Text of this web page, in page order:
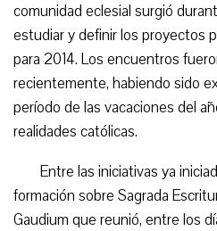
comunidad eclesial surgió
estudiar y definir los proyectos
para 2014. Los encuentros
recientemente, habiendo sido
período de las vacaciones del
realidades católicas.
Entre las iniciativas ya
formación sobre Sagrada
Gaudium que reunió, entre los